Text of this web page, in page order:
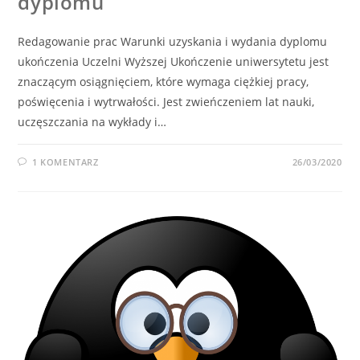
Redagowanie prac Warunki uzyskania i wydania dyplomu
ukończenia Uczelni Wyższej Ukończenie uniwersytetu jest
znaczącym osiągnięciem, które wymaga ciężkiej pracy,
poświęcenia i wytrwałości. Jest zwieńczeniem lat nauki,
uczęszczania na wykłady i…
1 KOMENTARZ 26/03/2020